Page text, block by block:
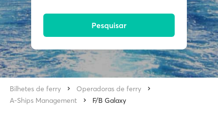
Pesquisar
Bilhetes de ferry
Operadoras de ferry
A-Ships Management
F/B Galaxy